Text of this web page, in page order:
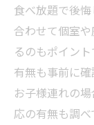
食べ放題で後
合わせて個室
るのもポイン
有無も事前に
お子様連れの
応の有無も調べ